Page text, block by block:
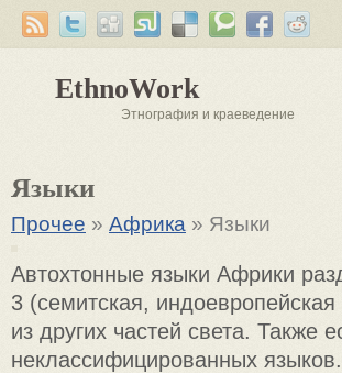
EthnoWork
Этнография и краеведение
Языки
Прочее » Африка » Языки
Автохтонные языки Африки
3 (семитская,
из других частей света. Также
неклассифицированных